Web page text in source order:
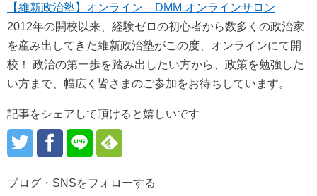
【維新政治塾】オンライン – DMM オンラインサロン
2012年の開校以来、経験ゼロの初心者から数多くの政治家
を産み出してきた維新政治塾がこの度、オンラインにて開
校！ 政治の第一歩を踏み出したい方から、政策を勉強した
い方まで、幅広く皆さまのご参加をお待ちしています。
記事をシェアして頂けると嬉しいです
ブログ・SNSをフォローする